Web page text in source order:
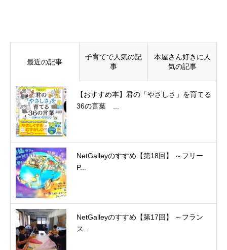
最近の記事
子育てで人気の記
事
本屋さん好きに人
気の記事
【おすすめ本】君の「やさしさ」を育てる
36の言葉 ...
NetGalleyのすすめ【第18回】 ～フリー
P...
NetGalleyのすすめ【第17回】 ～フラン
ス...